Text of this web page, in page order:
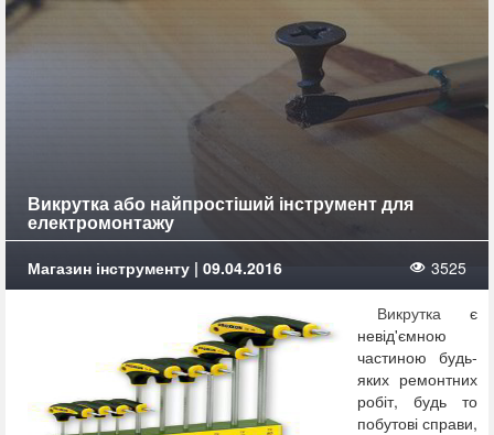
Викрутка або найпростіший інструмент для
електромонтажу
Магазин інструменту | 09.04.2016 3525
Викрутка є
невід'ємною
частиною будь-
яких ремонтних
робіт, будь то
побутові справи,